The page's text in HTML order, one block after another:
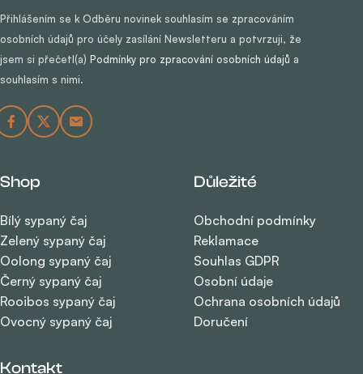
Přihlášením se k Odběru novinek souhlasím se zpracováním
osobních údajů pro účely zasílání Newsletteru a potvrzuji, že
jsem si přečetl(a) Podmínky pro zpracování osobních údajů a
souhlasím s nimi.
Shop
Bílý sypaný čaj
Zelený sypaný čaj
Oolong sypaný čaj
Černý sypaný čaj
Rooibos sypaný čaj
Ovocný sypaný čaj
Důležité
Obchodní podmínky
Reklamace
Souhlas GDPR
Osobní údaje
Ochrana osobních údajů
Doručení
Kontakt